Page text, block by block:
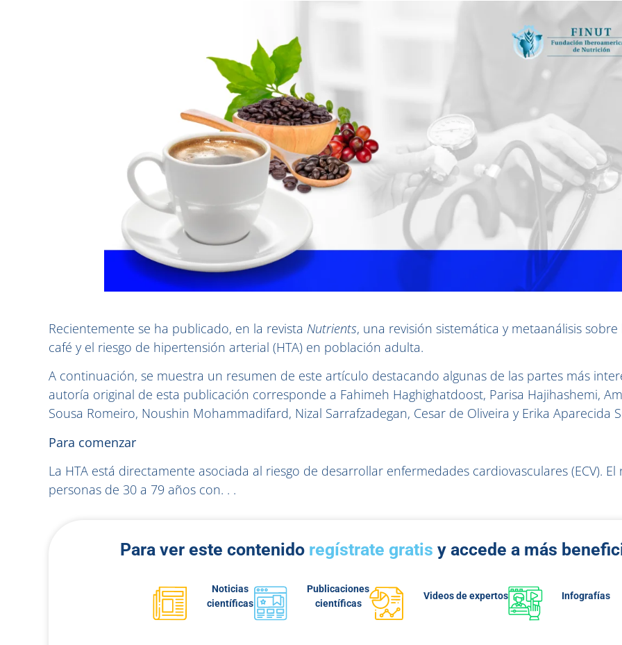
Recientemente se ha publicado, en la revista Nutrients, una revisión sistemática y metaanálisis sobre
café y el riesgo de hipertensión arterial (HTA) en población adulta.
A continuación, se muestra un resumen de este artículo destacando algunas de las partes más
autoría original de esta publicación corresponde a Fahimeh Haghighatdoost, Parisa Hajihashemi,
Sousa Romeiro, Noushin Mohammadifard, Nizal Sarrafzadegan, Cesar de Oliveira y Erika Aparecida
Para comenzar
La HTA está directamente asociada al riesgo de desarrollar enfermedades cardiovasculares (ECV).
personas de 30 a 79 años con. . .
Para ver este contenido regístrate gratis y accede a más
Noticias
científicas
Publicaciones
científicas
Videos de expertos Infografías